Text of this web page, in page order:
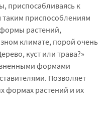
приспосабливаясь к
приспособлениям
растений,
климате, порой очень
куст или трава?»
формами
Позволяет
формах растений и их